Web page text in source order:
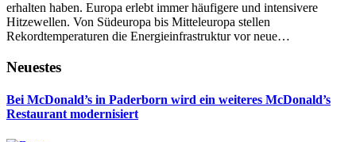
erhalten haben. Europa erlebt immer häufigere und intensivere
Hitzewellen. Von Südeuropa bis Mitteleuropa stellen
Rekordtemperaturen die Energieinfrastruktur vor neue…
Neuestes
Bei McDonald’s in Paderborn wird ein weiteres McDonald’s
Restaurant modernisiert